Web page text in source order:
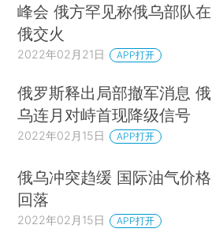
峰会 俄方罕见称俄乌部队在
俄交火
2022年02月21日 APP打开
俄罗斯释出局部撤军消息 俄
乌连月对峙首现降级信号
2022年02月15日 APP打开
俄乌冲突趋缓 国际油气价格
回落
2022年02月15日 APP打开